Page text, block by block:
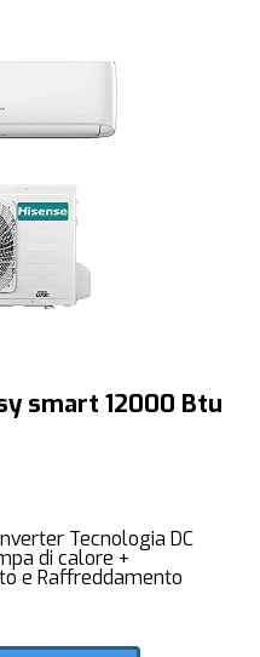
smart 12000 Btu
Tecnologia DC
di calore +
e Raffreddamento